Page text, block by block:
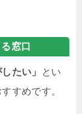
窓口
たい」
とい
すめです。